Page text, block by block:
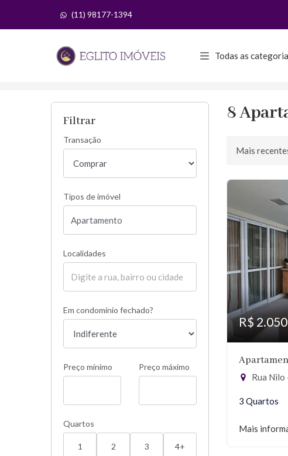
(11) 98177-1394
Página inicial
Todas as
Filtrar
Transação
Tipos de imóvel
Localidades
Em condomínio fechado?
Preço mínimo Preço máximo
Quartos
1 2 3 4+
8
Ordenar por
R$
Rua Nilo
3 Quartos
Mais